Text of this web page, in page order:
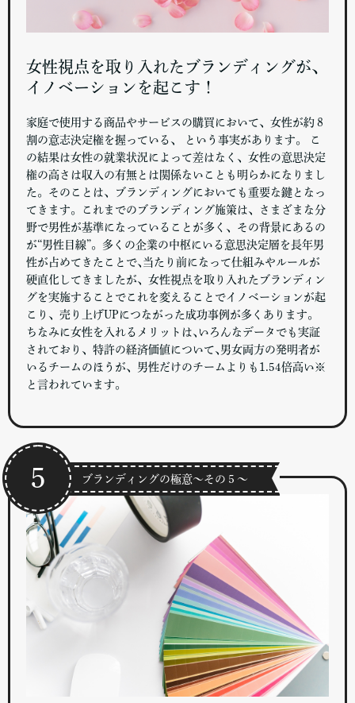
女性視点を取り入れたブランディングが、
イノベーションを起こす！
家庭で使用する商品やサービスの購買において、女性が約８
割の意志決定権を握っている、 という事実があります。 こ
の結果は女性の就業状況によって差はなく、女性の意思決定
権の高さは収入の有無とは関係ないことも明らかになりまし
た。そのことは、ブランディングにおいても重要な鍵となっ
てきます。これまでのブランディング施策は、さまざまな分
野で男性が基準になっていることが多く、その背景にあるの
が“男性目線”。多くの企業の中枢にいる意思決定層を長年男
性が占めてきたことで､当たり前になって仕組みやルールが
硬直化してきましたが、女性視点を取り入れたブランディン
グを実施することでこれを変えることでイノベーションが起
こり、売り上げUPにつながった成功事例が多くあります。
ちなみに女性を入れるメリットは､いろんなデータでも実証
されており、特許の経済価値について､男女両方の発明者が
いるチームのほうが、男性だけのチームよりも1.54倍高い※
と言われています。
ブランディングの極意～その５～
５